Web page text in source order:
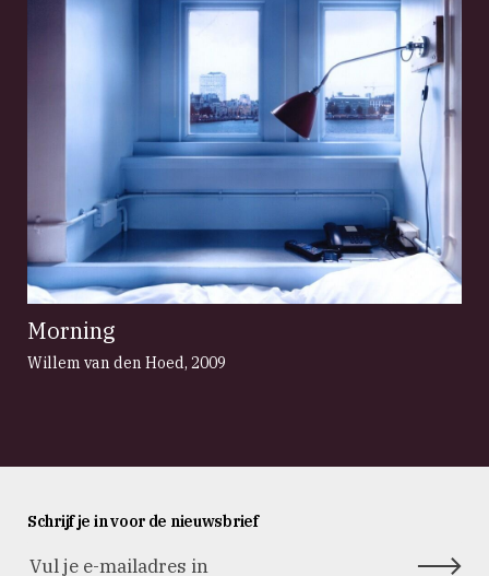
Morning
Willem van den Hoed, 2009
Schrijf je in voor de nieuwsbrief